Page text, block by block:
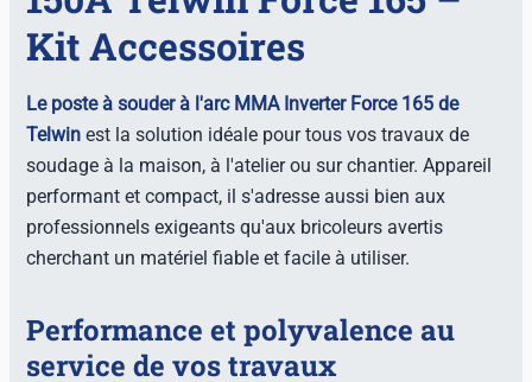
Kit Accessoires
Le poste à souder à l'arc MMA Inverter Force 165 de
Telwin est la solution idéale pour tous vos travaux de
soudage à la maison, à l'atelier ou sur chantier. Appareil
performant et compact, il s'adresse aussi bien aux
professionnels exigeants qu'aux bricoleurs avertis
cherchant un matériel fiable et facile à utiliser.
Performance et polyvalence au
service de vos travaux